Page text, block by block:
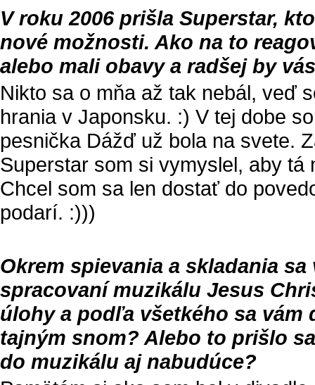
V roku 2006 prišla Superstar,
nové možnosti. Ako na to
alebo mali obavy a radšej by
Nikto sa o mňa až tak nebál, veď
hrania v Japonsku. :) V tej dobe
pesnička Dážď už bola na svete.
Superstar som si vymyslel, aby
Chcel som sa len dostať do
podarí. :)))
Okrem spievania a skladania
spracovaní muzikálu Jesus
úlohy a podľa všetkého sa
tajným snom? Alebo to prišlo
do muzikálu aj nabudúce?